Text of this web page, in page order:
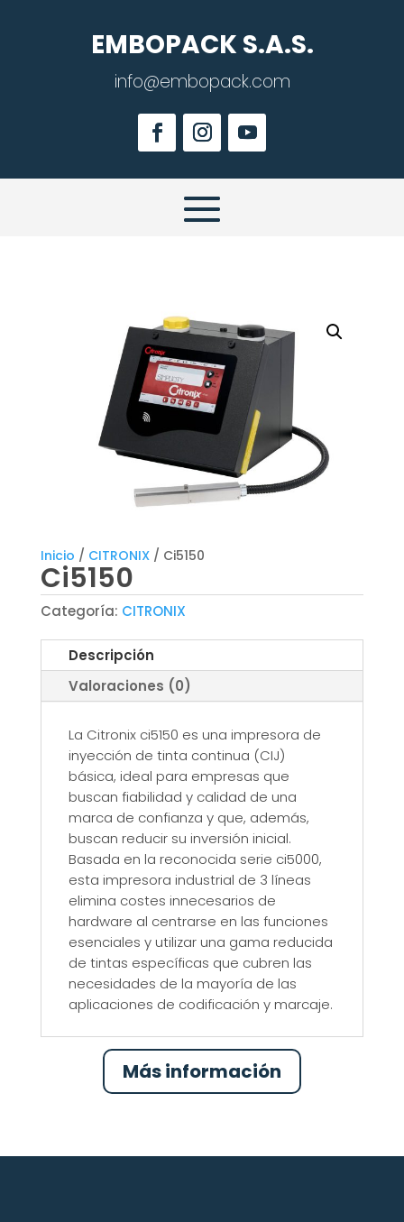
EMBOPACK S.A.S.
info@embopack.com
Inicio / CITRONIX/ Ci5150
Ci5150
Categoría: CITRONIX
Descripción
Valoraciones (0)
La Citronix ci5150 es una impresora de
inyección de tinta continua (CIJ)
básica, ideal para empresas que
buscan fiabilidad y calidad de una
marca de confianza y que, además,
buscan reducir su inversión inicial.
Basada en la reconocida serie ci5000,
esta impresora industrial de 3 líneas
elimina costes innecesarios de
hardware al centrarse en las funciones
esenciales y utilizar una gama reducida
de tintas específicas que cubren las
necesidades de la mayoría de las
aplicaciones de codificación y marcaje.
Más información